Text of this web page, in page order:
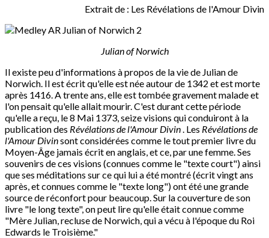
Extrait de : Les Révélations de l'Amour Divin
Julian of Norwich
Il existe peu d'informations à propos de la vie de Julian de
Norwich. Il est écrit qu'elle est née autour de 1342 et est morte
après 1416. A trente ans, elle est tombée gravement malade et
l'on pensait qu'elle allait mourir. C'est durant cette période
qu'elle a reçu, le 8 Mai 1373, seize visions qui conduiront à la
publication des Révélations de l'Amour Divin . Les Révélations de
l'Amour Divinsont considérées comme le tout premier livre du
Moyen-Âge jamais écrit en anglais, et ce, par une femme. Ses
souvenirs de ces visions (connues comme le "texte court") ainsi
que ses méditations sur ce qui lui a été montré (écrit vingt ans
après, et connues comme le "texte long") ont été une grande
source de réconfort pour beaucoup. Sur la couverture de son
livre "le long texte", on peut lire qu'elle était connue comme
"Mère Julian, recluse de Norwich, qui a vécu à l'époque du Roi
Edwards le Troisième."